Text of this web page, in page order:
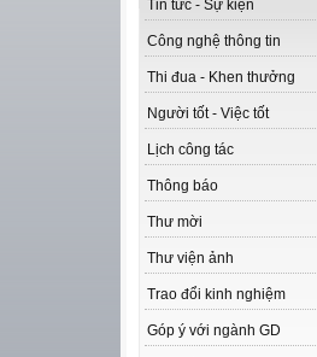
Tin tức - Sự kiện
Công nghệ thông tin
Thi đua - Khen thưởng
Người tốt - Việc tốt
Lịch công tác
Thông báo
Thư mời
Thư viện ảnh
Trao đổi kinh nghiệm
Góp ý với ngành GD